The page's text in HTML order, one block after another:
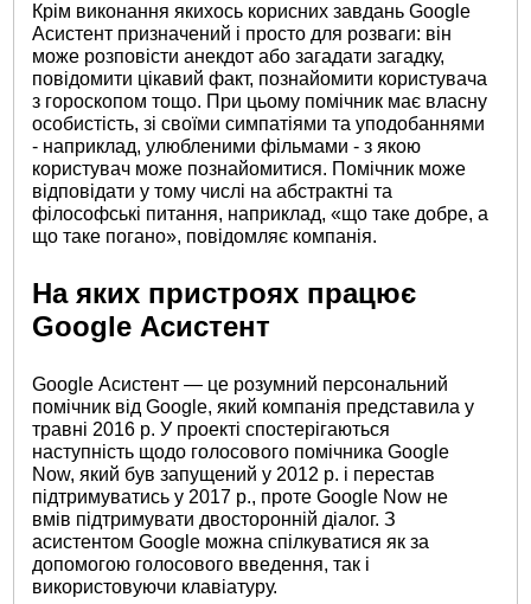
Крім виконання якихось корисних завдань Google
Асистент призначений і просто для розваги: ​​він
може розповісти анекдот або загадати загадку,
повідомити цікавий факт, познайомити користувача
з гороскопом тощо. При цьому помічник має власну
особистість, зі своїми симпатіями та уподобаннями
- наприклад, улюбленими фільмами - з якою
користувач може познайомитися. Помічник може
відповідати у тому числі на абстрактні та
філософські питання, наприклад, «що таке добре, а
що таке погано», повідомляє компанія.
На яких пристроях працює
Google Асистент
Google Асистент — це розумний персональний
помічник від Google, який компанія представила у
травні 2016 р. У проекті спостерігаються
наступність щодо голосового помічника Google
Now, який був запущений у 2012 р. і перестав
підтримуватись у 2017 р., проте Google Now не
вмів підтримувати двосторонній діалог. З
асистентом Google можна спілкуватися як за
допомогою голосового введення, так і
використовуючи клавіатуру.